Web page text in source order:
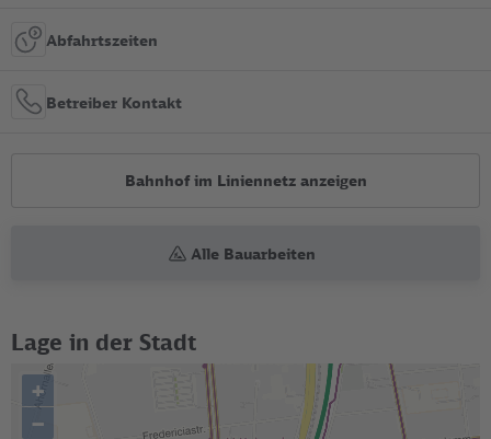
Abfahrtszeiten
Betreiber Kontakt
Bahnhof im Liniennetz anzeigen
Alle Bauarbeiten
Lage in der Stadt
+
–